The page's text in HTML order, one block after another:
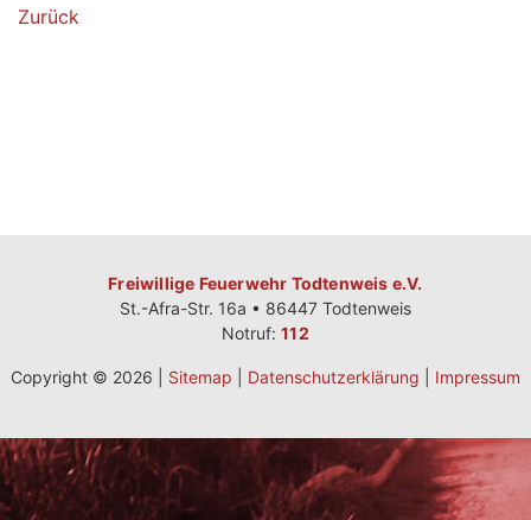
Zurück
Freiwillige Feuerwehr Todtenweis e.V.
St.-Afra-Str. 16a • 86447 Todtenweis
Notruf:112
Copyright © 2026 | Sitemap Datenschutzerklärung Impressum